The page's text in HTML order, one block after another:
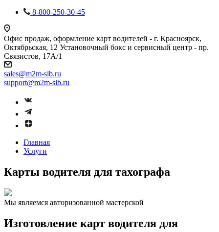
8-800-250-30-45
Офис продаж, оформление карт водителей - г. Красноярск,
Октябрьская, 12 Установочный бокс и сервисный центр - пр.
Связистов, 17А/1
sales@m2m-sib.ru
support@m2m-sib.ru
Главная
Услуги
Карты водителя для тахографа
Мы являемся авторизованной мастерской
Изготовление карт водителя для